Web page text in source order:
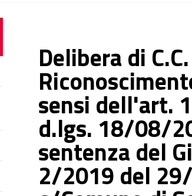
Delibera di
sensi dell'art.
d.lgs. 18/08/
sentenza del
2/2019 del